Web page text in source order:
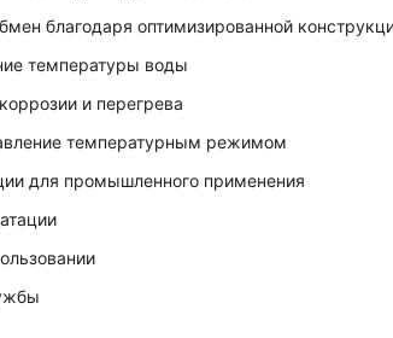
благодаря оптимизированной
температуры воды
и перегрева
температурным режимом
для промышленного применения